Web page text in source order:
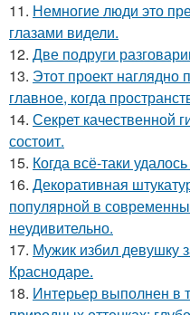
11. Немногие люди это
глазами видели.
12. Две подруги
13. Этот проект наглядно
главное, когда
14. Секрет качественной
состоит.
15. Когда всё-таки
16. Декоративная
популярной в
неудивительно.
17. Мужик избил девушку
Краснодаре.
18. Интерьер выполнен